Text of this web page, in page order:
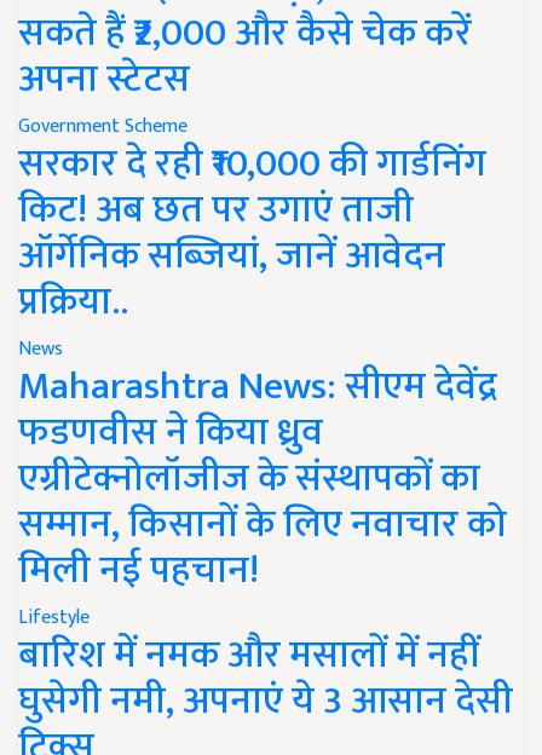
सकते हैं ₹2,000 और कैसे चेक करें
अपना स्टेटस
Government Scheme
सरकार दे रही ₹10,000 की गार्डनिंग
किट! अब छत पर उगाएं ताजी
ऑर्गेनिक सब्जियां, जानें आवेदन
प्रक्रिया..
News
Maharashtra News: सीएम देवेंद्र
फडणवीस ने किया ध्रुव
एग्रीटेक्नोलॉजीज के संस्थापकों का
सम्मान, किसानों के लिए नवाचार को
मिली नई पहचान!
Lifestyle
बारिश में नमक और मसालों में नहीं
घुसेगी नमी, अपनाएं ये 3 आसान देसी